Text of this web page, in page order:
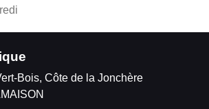
Bois, Côte de la Jonchère